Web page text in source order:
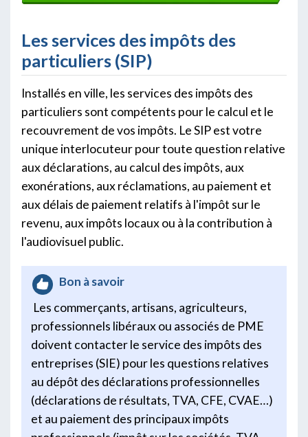
Les services des impôts des
particuliers (SIP)
Installés en ville, les services des impôts des
particuliers sont compétents pour le calcul et le
recouvrement de vos impôts. Le SIP est votre
unique interlocuteur pour toute question relative
aux déclarations, au calcul des impôts, aux
exonérations, aux réclamations, au paiement et
aux délais de paiement relatifs à l'impôt sur le
revenu, aux impôts locaux ou à la contribution à
l'audiovisuel public.
Bon à savoir
Les commerçants, artisans, agriculteurs,
professionnels libéraux ou associés de PME
doivent contacter le service des impôts des
entreprises (SIE) pour les questions relatives
au dépôt des déclarations professionnelles
(déclarations de résultats, TVA, CFE, CVAE…)
et au paiement des principaux impôts